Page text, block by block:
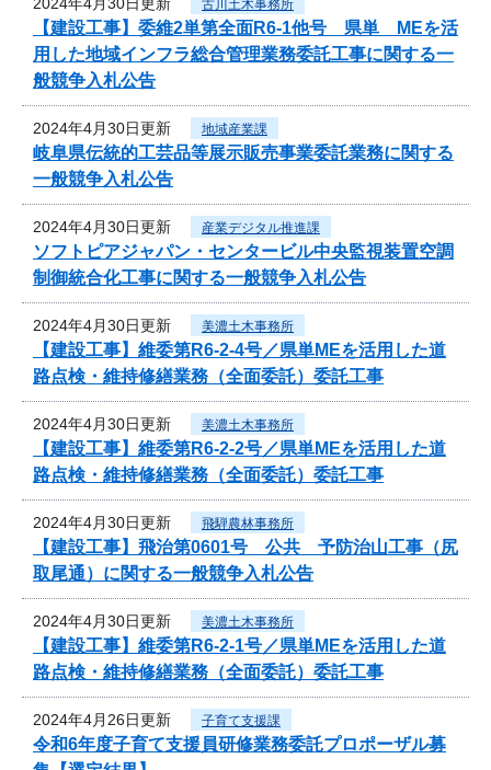
古川土木事務所
【建設工事】委維2単第全面R6-1他号 県単 MEを活
用した地域インフラ総合管理業務委託工事に関する一
般競争入札公告
2024年4月30日更新 地域産業課
岐阜県伝統的工芸品等展示販売事業委託業務に関する
一般競争入札公告
2024年4月30日更新 産業デジタル推進課
ソフトピアジャパン・センタービル中央監視装置空調
制御統合化工事に関する一般競争入札公告
2024年4月30日更新 美濃土木事務所
【建設工事】維委第R6-2-4号／県単MEを活用した道
路点検・維持修繕業務（全面委託）委託工事
2024年4月30日更新 美濃土木事務所
【建設工事】維委第R6-2-2号／県単MEを活用した道
路点検・維持修繕業務（全面委託）委託工事
2024年4月30日更新 飛騨農林事務所
【建設工事】飛治第0601号 公共 予防治山工事（尻
取尾通）に関する一般競争入札公告
2024年4月30日更新 美濃土木事務所
【建設工事】維委第R6-2-1号／県単MEを活用した道
路点検・維持修繕業務（全面委託）委託工事
2024年4月26日更新 子育て支援課
令和6年度子育て支援員研修業務委託プロポーザル募